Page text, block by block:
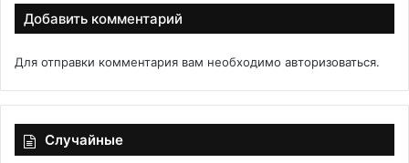
Добавить комментарий
Для отправки комментария вам необходимо авторизоваться.
Случайные